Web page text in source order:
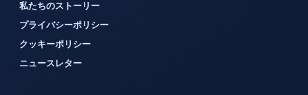
私たちのストーリー
プライバシーポリシー
クッキーポリシー
ニュースレター